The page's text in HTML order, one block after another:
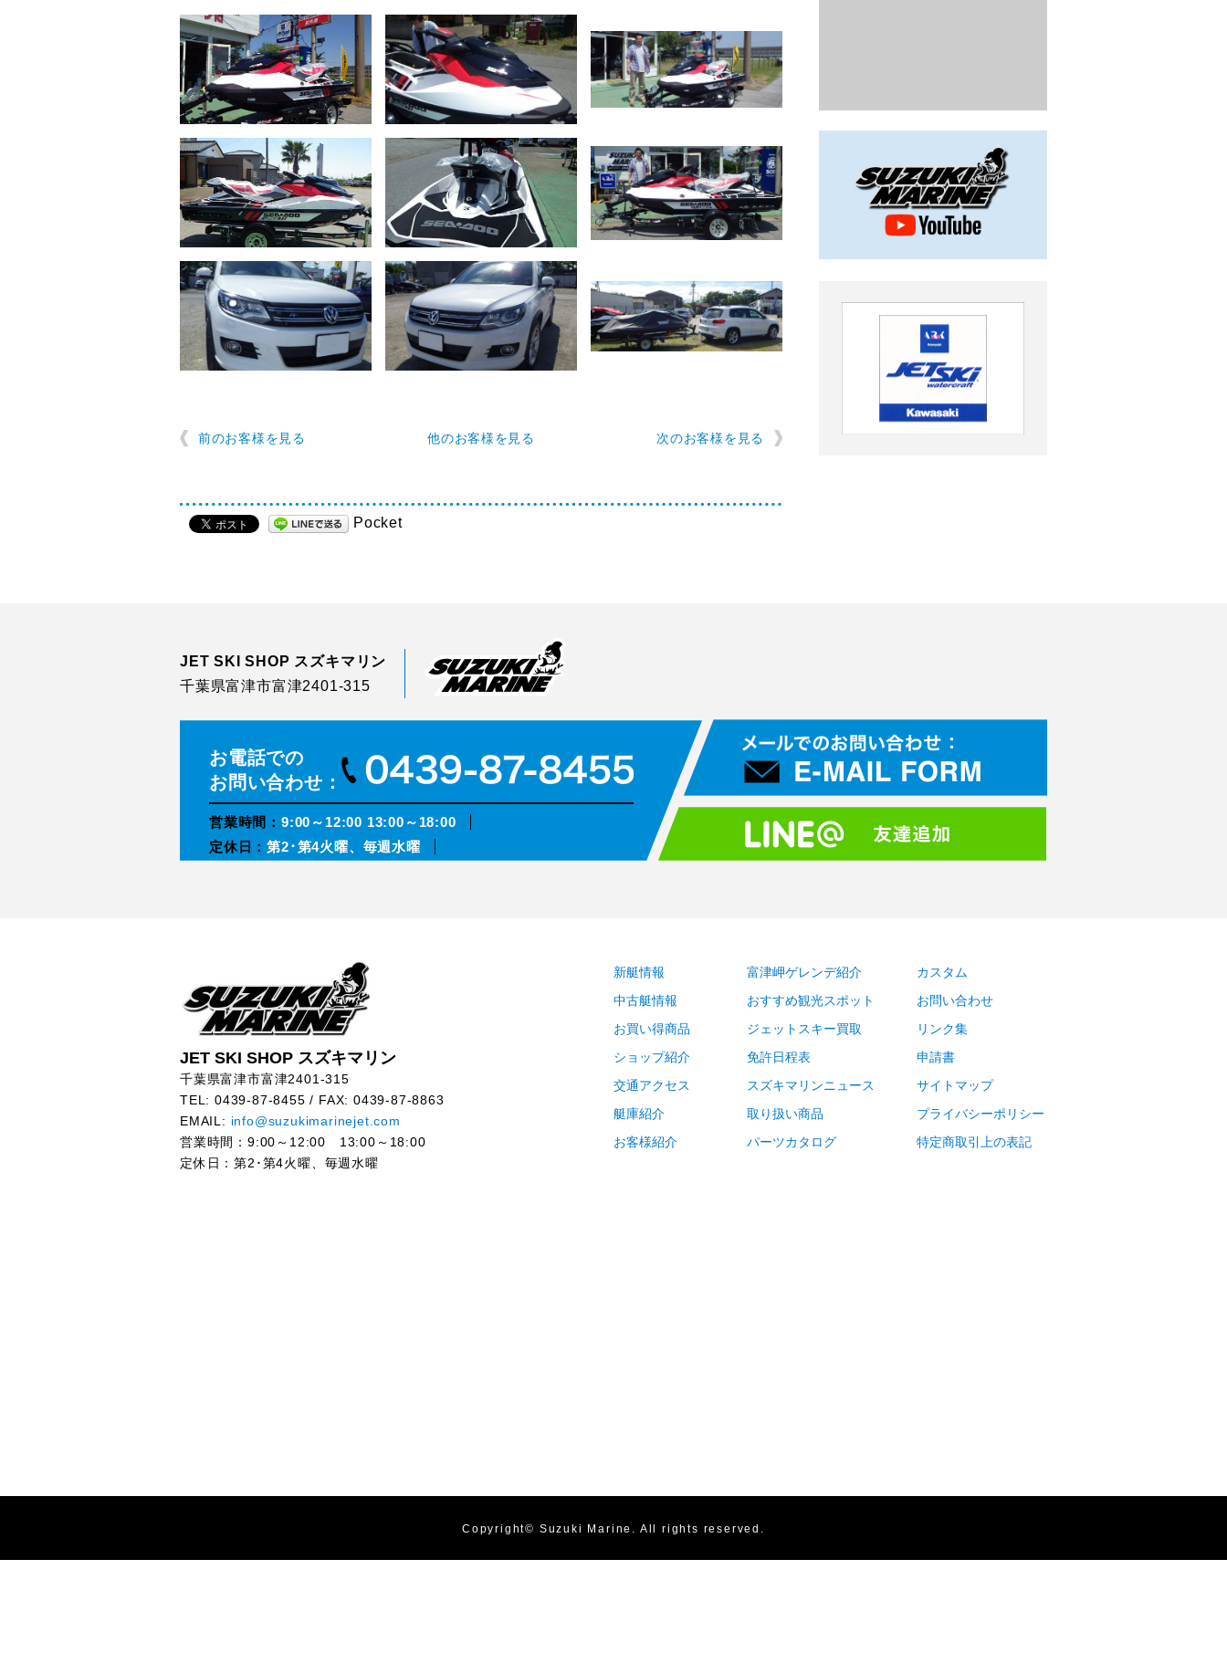
前のお客様を見る 他のお客様を見る 次のお客様を見る
Pocket
JET SKI SHOP スズキマリン
千葉県富津市富津2401-315
お電話での
お問い合わせ：
営業時間： 9:00～12:00 13:00～18:00
定休日：第2･第4火曜、毎週水曜
JET SKI SHOP スズキマリン
千葉県富津市富津2401-315
TEL: 0439-87-8455 / FAX: 0439-87-8863
EMAIL: info@suzukimarinejet.com
営業時間：9:00～12:00 13:00～18:00
定休日：第2･第4火曜、毎週水曜
新艇情報
中古艇情報
お買い得商品
ショップ紹介
交通アクセス
艇庫紹介
お客様紹介
富津岬ゲレンデ紹介
おすすめ観光スポット
ジェットスキー買取
免許日程表
スズキマリンニュース
取り扱い商品
パーツカタログ
カスタム
お問い合わせ
リンク集
申請書
サイトマップ
プライバシーポリシー
特定商取引上の表記
Copyright© Suzuki Marine . All rights reserved.